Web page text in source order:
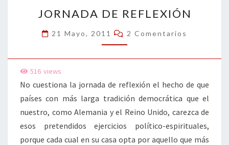
k
tir
DE
REFLEXIÓN
JORNADA DE REFLEXIÓN
21 Mayo, 2011 Comentarios
2 Comentarios
516 views
No cuestiona la jornada de reflexión el hecho de que
países con más larga tradición democrática que el
nuestro, como Alemania y el Reino Unido, carezca de
esos pretendidos ejercicios político-espirituales,
porque cada cual en su casa opta por aquello que más